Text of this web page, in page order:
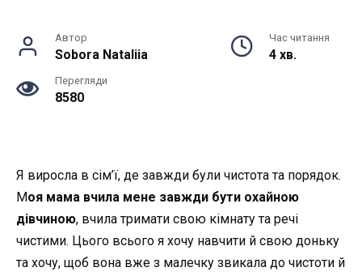
Автор
Sobora Nataliia
Час читання
4 хв.
Перегляди
8580
Я виросла в сім’ї, де завжди були чистота та порядок.
Моя мама вчила мене завжди бути охайною
дівчиною, вчила тримати свою кімнату та речі
чистими. Цього всього я хочу навчити й свою доньку
та хочу, щоб вона вже з малечку звикала до чистоти й